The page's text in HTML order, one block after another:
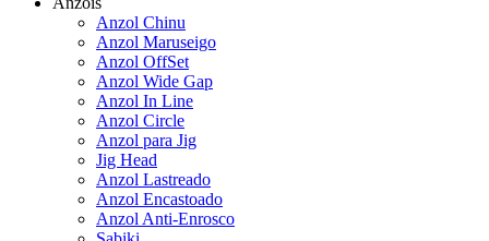
Anzol Chinu
Anzol Maruseigo
Anzol OffSet
Anzol Wide Gap
Anzol In Line
Anzol Circle
Anzol para Jig
Jig Head
Anzol Lastreado
Anzol Encastoado
Anzol Anti-Enrosco